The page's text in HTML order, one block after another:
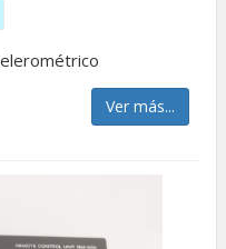
Ver más...